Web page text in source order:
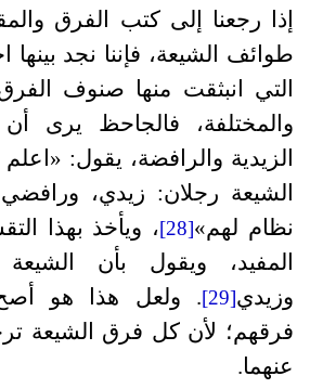
إذا رجعنا إلى كتب الفرق
طوائف الشيعة، فإننا نجد بينها
التي انبثقت منها صنوف الفرق
والمختلفة، فالجاحظ يرى
الزيدية والرافضة، يقول:
الشيعة رجلان: زيدي،
نظام لهم»[28]
، ويأخذ بهذا
المفيد، ويقول بأن
وزيدي[29]
. ولعل هذا هو
فرقهم؛ لأن كل فرق الشيعة
عنهما.